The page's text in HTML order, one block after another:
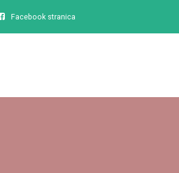
Facebook stranica